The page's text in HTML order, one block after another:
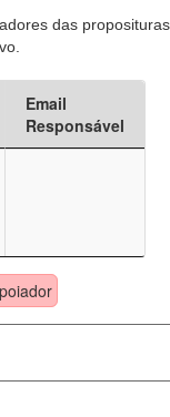
das proposituras
Email
Responsável